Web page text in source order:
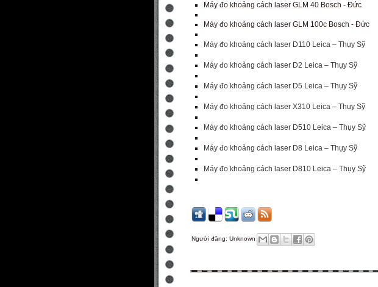
Máy đo khoảng cách laser GLM 40 Bosch - Đức
Máy đo khoảng cách laser GLM 100c Bosch - Đức
Máy đo khoảng cách laser D110 Leica – Thụy Sỹ
Máy đo khoảng cách laser D2 Leica – Thụy Sỹ
Máy đo khoảng cách laser D5 Leica – Thụy Sỹ
Máy đo khoảng cách laser X310 Leica – Thụy Sỹ
Máy đo khoảng cách laser D510 Leica – Thụy Sỹ
Máy đo khoảng cách laser D8 Leica – Thụy Sỹ
Máy đo khoảng cách laser D810 Leica – Thụy Sỹ
Người đăng: Unknown